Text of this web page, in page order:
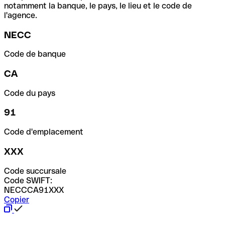
notamment la banque, le pays, le lieu et le code de
l'agence.
NECC
Code de banque
CA
Code du pays
91
Code d'emplacement
XXX
Code succursale
Code SWIFT:
NECCCA91XXX
Copier